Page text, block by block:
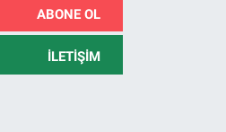
ABONE OL
İLETIŞIM